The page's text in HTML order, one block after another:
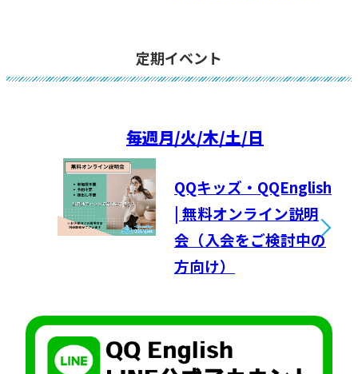
定期イベント
毎週月/火/木/土/日
QQキッズ・QQEnglish
| 無料オンライン説明
会（入会をご検討中の
方向け）